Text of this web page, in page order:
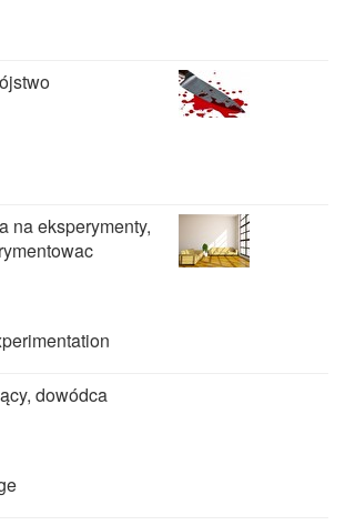
na eksperymenty,
dowódca